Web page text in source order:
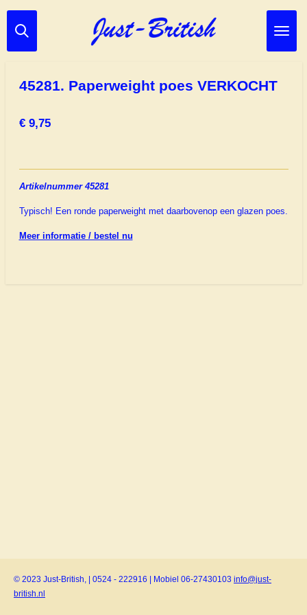
Ga
direct
45281. Paperweight poes VERKOCHT
€ 9,75
Artikelnummer 45281
Typisch! Een ronde paperweight met daarbovenop een glazen poes.
Meer informatie / bestel nu
© 2023 Just-British, | 0524 - 222916 | Mobiel 06-27430103 info@just-
british.nl